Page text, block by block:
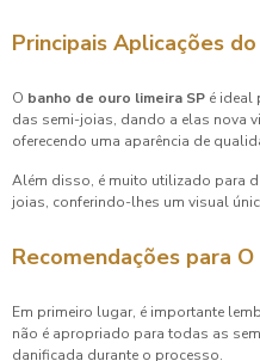
Principais Aplicações do
O banho de ouro limeira SP é ideal
das semi-joias, dando a elas nova
oferecendo uma aparência de
Além disso, é muito utilizado para
joias, conferindo-lhes um visual
Recomendações para O
Em primeiro lugar, é importante
não é apropriado para todas as
danificada durante o processo.